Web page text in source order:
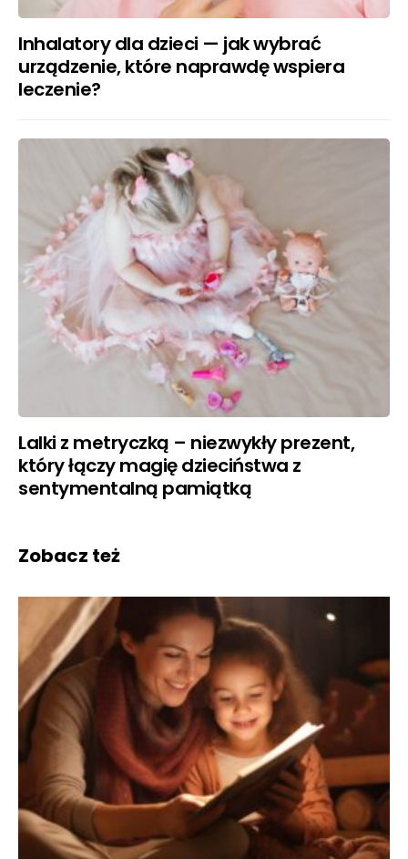
Inhalatory dla dzieci — jak wybrać
urządzenie, które naprawdę wspiera
leczenie?
Lalki z metryczką – niezwykły prezent,
który łączy magię dzieciństwa z
sentymentalną pamiątką
Zobacz też